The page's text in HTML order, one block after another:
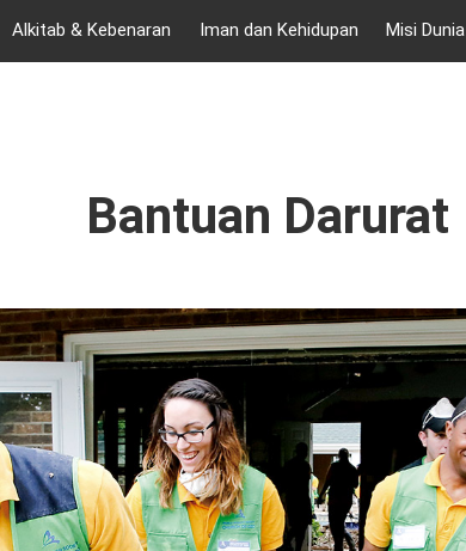
Alkitab & Kebenaran Iman dan Kehidupan Misi Dunia
Bantuan Darurat